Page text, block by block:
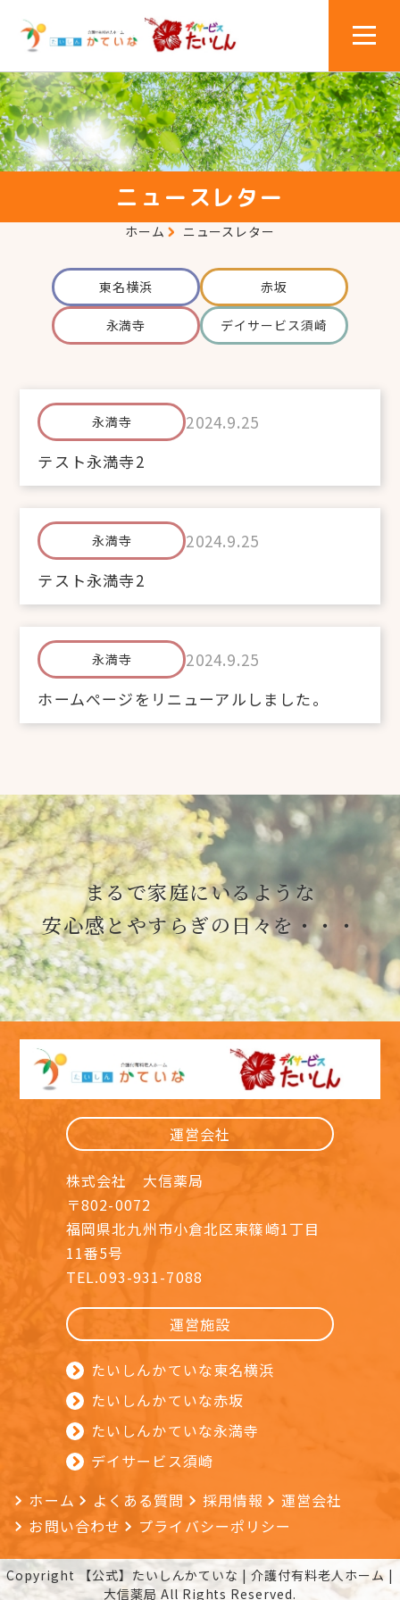
ニュースレター
ホーム ニュースレター
東名横浜 赤坂
永満寺 デイサービス須崎
永満寺
2024.9.25
テスト永満寺2
永満寺
2024.9.25
テスト永満寺2
永満寺
2024.9.25
ホームぺージをリニューアルしました。
まるで家庭にいるような
安心感とやすらぎの日々を・・・
運営会社
株式会社 大信薬局
〒802-0072
福岡県北九州市小倉北区東篠崎1丁目
11番5号
TEL.093-931-7088
運営施設
たいしんかていな東名横浜
たいしんかていな赤坂
たいしんかていな永満寺
デイサービス須崎
ホーム
よくある質問 採用情報
運営会社
お問い合わせ
プライバシーポリシー
Copyright 【公式】たいしんかていな | 介護付有料老人ホーム |
大信薬局 All Rights Reserved.